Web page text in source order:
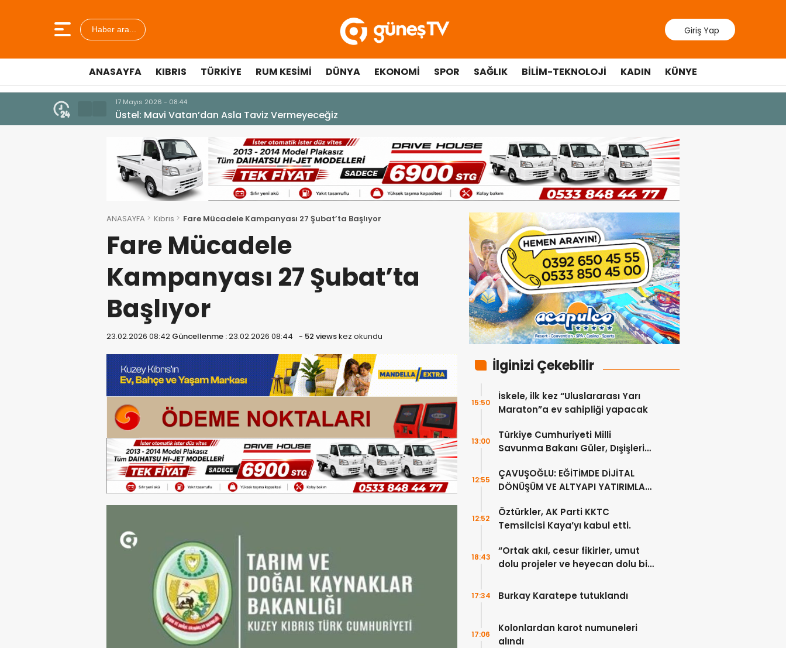
Haber ara... Giriş Yap
ANASAYFA KIBRIS TÜRKIYE RUM KESIMI DÜNYA EKONOMI SPOR SAĞLIK BILIM-TEKNOLOJI KADIN KÜNYE
10 Temmuz 2026 - 18:49
Cumhurbaşkanı Erhürman sergi açılışında fenalaşarak hastaneye kaldırıldı
ANASAYFA Kıbrıs Fare Mücadele Kampanyası 27 Şubat’ta Başlıyor
Fare Mücadele
Kampanyası 27 Şubat’ta
Başlıyor
23.02.2026 08:42 Güncellenme :23.02.2026 08:44 - 52 viewskez okundu
İlginizi Çekebilir
İskele, ilk kez “Uluslararası Yarı
Maraton”a ev sahipliği yapacak
15:50
Türkiye Cumhuriyeti Milli
Savunma Bakanı Güler, Dışişleri
görüştü
13:00
ÇAVUŞOĞLU: EĞİTİMDE DİJİTAL
DÖNÜŞÜM VE ALTYAPI YATIRIMLARI
12:55
Öztürkler, AK Parti KKTC
Temsilcisi Kaya’yı kabul etti.
12:52
“Ortak akıl, cesur fikirler, umut
dolu projeler ve heyecan dolu bir
18:43
Burkay Karatepe tutuklandı
17:34
Kolonlardan karot numuneleri
alındı
17:06